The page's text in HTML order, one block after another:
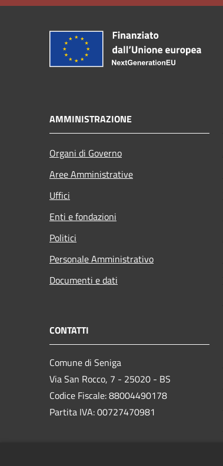
AMMINISTRAZIONE
Organi di Governo
Aree Amministrative
Uffici
Enti e fondazioni
Politici
Personale Amministrativo
Documenti e dati
CONTATTI
Comune di Seniga
Via San Rocco, 7 - 25020 - BS
Codice Fiscale: 88004490178
Partita IVA: 00727470981